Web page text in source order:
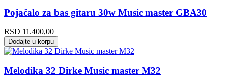
Pojačalo za bas gitaru 30w Music master GBA30
RSD 11.400,00
Dodajte u korpu
Melodika 32 Dirke Music master M32